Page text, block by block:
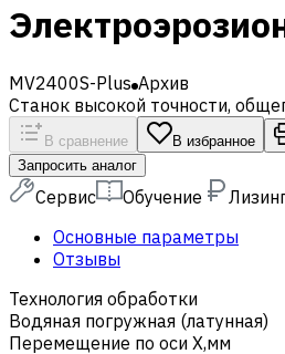
MV2400S-Plus Архив
Станок высокой точности,
В сравнение В избранное
Запросить аналог
Сервис Обучение
Основные параметры
Отзывы
Технология обработки
Водяная погружная (латунная)
Перемещение по оси X,мм